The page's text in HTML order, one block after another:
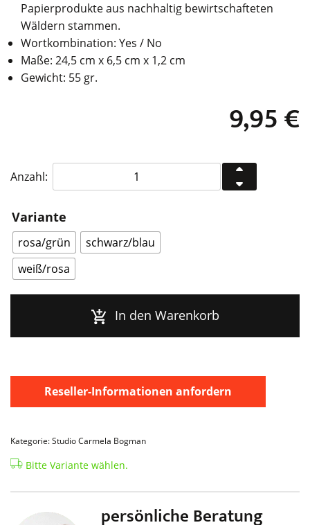
Papierprodukte aus nachhaltig bewirtschafteten
Wäldern stammen.
Wortkombination: Yes / No
Maße: 24,5 cm x 6,5 cm x 1,2 cm
Gewicht: 55 gr.
9,95€
Variante
rosa/grün
schwarz/blau
weiß/rosa
Anzahl:
Türhänger
-
No
Menge
In den Warenkorb
Reseller-Informationen anfordern
Kategorie: Studio Carmela Bogman
Bitte Variante wählen.
persönliche Beratung